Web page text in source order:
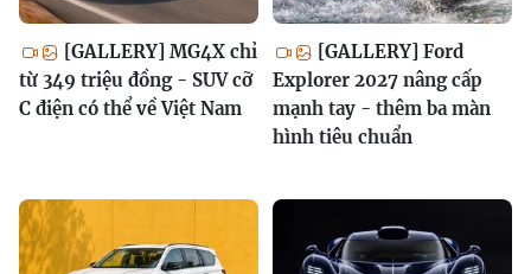
[GALLERY] MG4X chỉ
từ 349 triệu đồng - SUV cỡ
C điện có thể về Việt Nam
[GALLERY] Ford
Explorer 2027 nâng cấp
mạnh tay - thêm ba màn
hình tiêu chuẩn